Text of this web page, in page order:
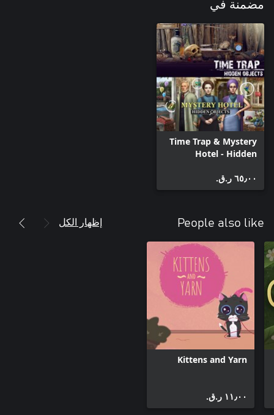
مضمنة في
Time Trap & Mystery
Hotel - Hidden
Bundle
٦٥٫٠٠ ر.ق.‏
People also like إظهار الكل
Kittens and Yarn
١١٫٠٠ ر.ق.‏